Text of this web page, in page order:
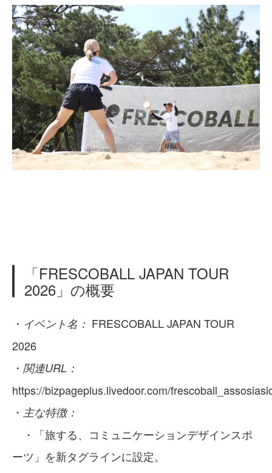
「FRESCOBALL JAPAN TOUR
2026」の概要
・ イベント名： FRESCOBALL JAPAN TOUR
2026
・ 関連URL：
https://bizpageplus.livedoor.com/
・ 主な特徴：
・「旅する、コミュニケーションデザインスポ
ーツ」を新タグラインに設定。